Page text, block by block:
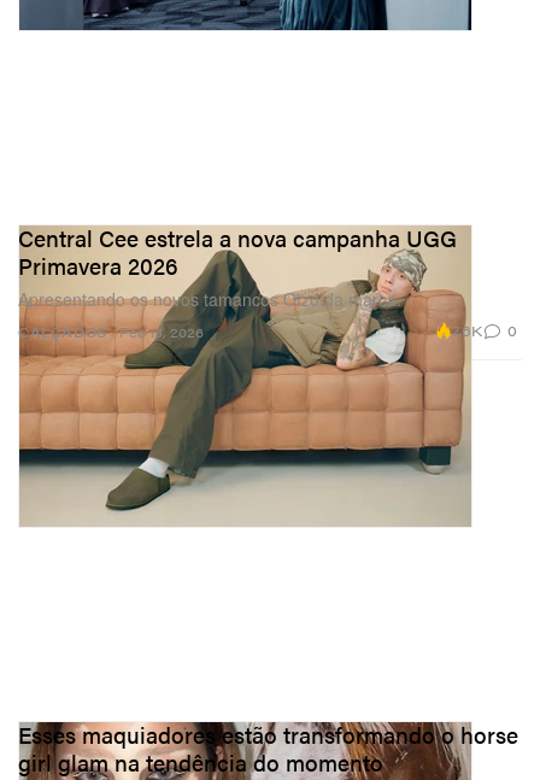
CALÇADOS
Central Cee estrela a nova campanha UGG
Primavera 2026
Apresentando os novos tamancos Otzo da marca.
Feb 13, 2026 7.6K 0
Esses maquiadores estão transformando o horse
girl glam na tendência do momento